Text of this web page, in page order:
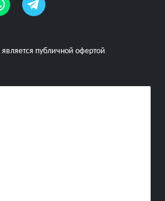
публичной офертой